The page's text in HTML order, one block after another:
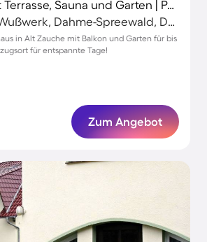
Ferienhaus mit Terrasse, Sauna und Garten | Perfekt für die Arbeit von Zuhause
Alt Zauche-Wußwerk, Dahme-Spreewald, Deutschland
in Alt Zauche mit Balkon und Garten für bis
für entspannte Tage!
Zum Angebot